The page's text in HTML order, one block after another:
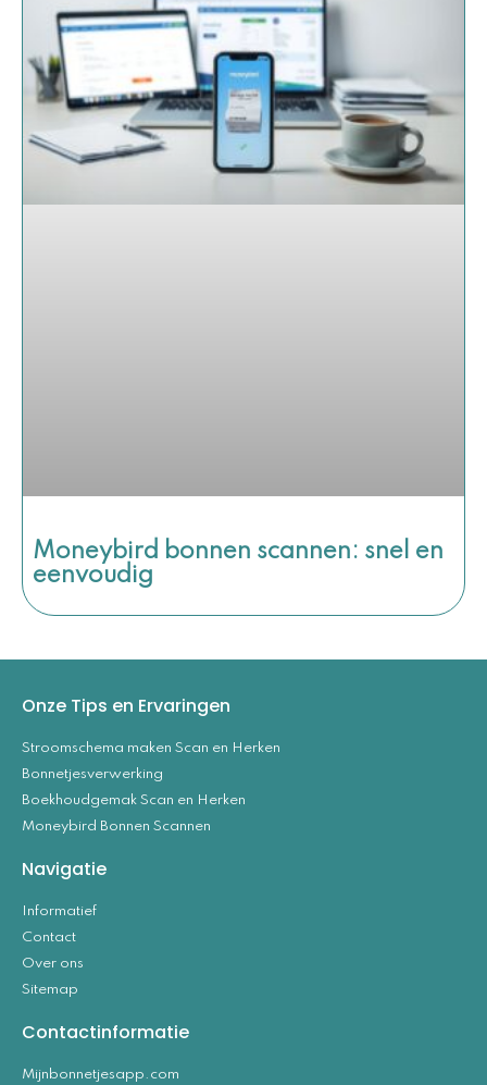
Moneybird bonnen scannen: snel en
eenvoudig
Onze Tips en Ervaringen
Stroomschema maken Scan en Herken
Bonnetjesverwerking
Boekhoudgemak Scan en Herken
Moneybird Bonnen Scannen
Navigatie
Informatief
Contact
Over ons
Sitemap
Contactinformatie
Mijnbonnetjesapp.com